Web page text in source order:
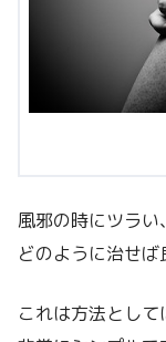
風邪の時にツラい
どのように治せば
これは方法として